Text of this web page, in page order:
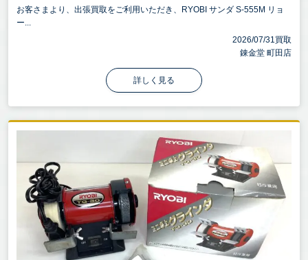
お客さまより、出張買取をご利用いただき、RYOBI サンダ S-555M リョ
ー...
2026/07/31買取
錬金堂 町田店
詳しく見る